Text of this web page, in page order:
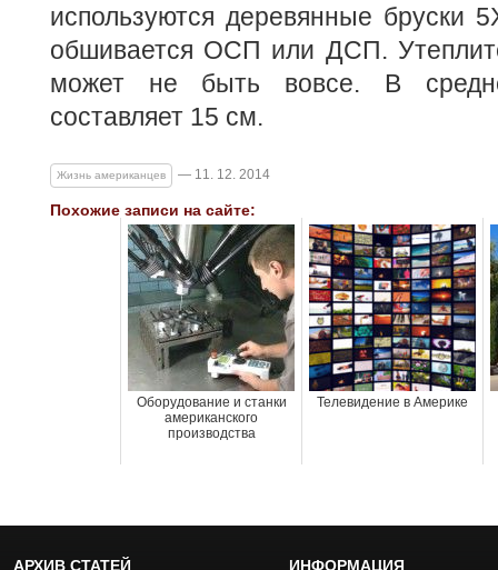
используются деревянные бруски
обшивается ОСП или ДСП.
может не быть вовсе. В
составляет 15 см.
Жизнь американцев — 11. 12. 2014
Похожие записи на сайте:
Оборудование и станки
американского
производства
Телевидение в Америке
АРХИВ СТАТЕЙ ИНФОРМАЦИЯ